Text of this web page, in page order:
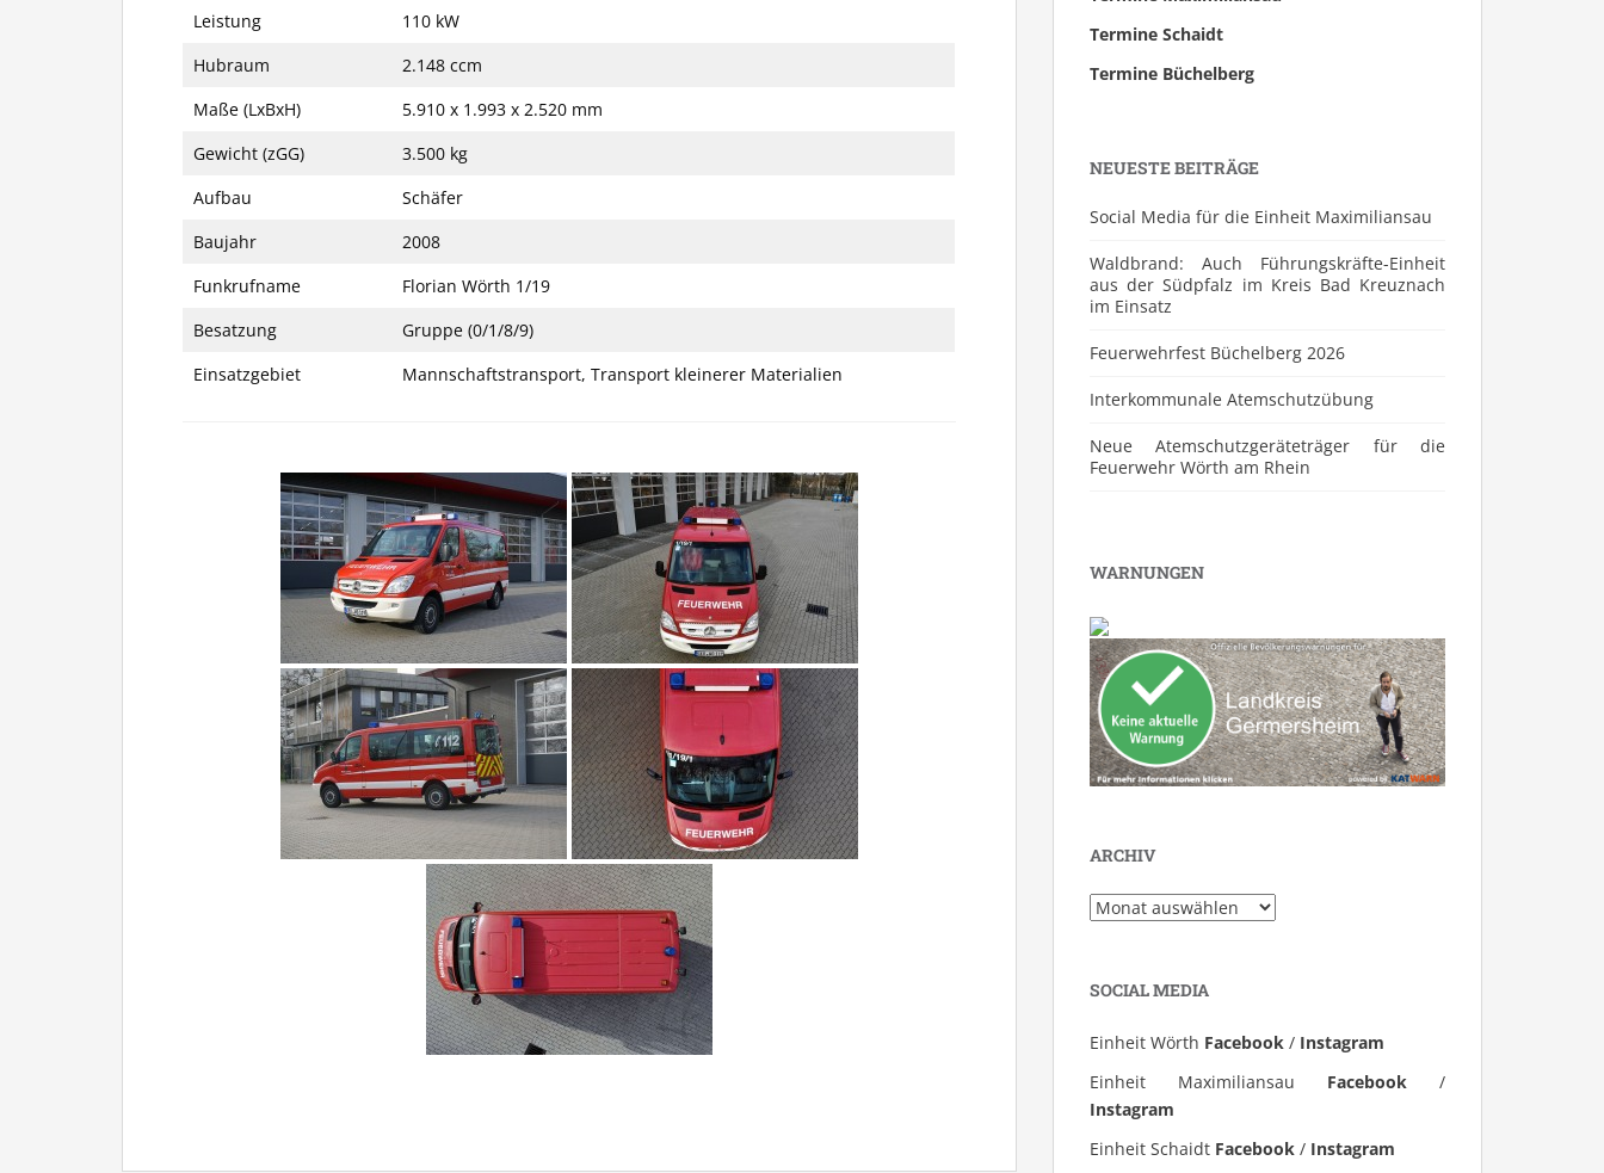
Leistung
110 kW
Hubraum
2.148 ccm
Maße (LxBxH)
5.910 x 1.993 x 2.520 mm
Gewicht (zGG)
3.500 kg
Aufbau
Schäfer
Baujahr
2008
Funkrufname
Florian Wörth 1/19
Besatzung
Gruppe (0/1/8/9)
Einsatzgebiet
Mannschaftstransport, Transport kleinerer Materialien
Termine Schaidt
Termine Büchelberg
NEUESTE BEITRÄGE
Social Media für die Einheit Maximiliansau
Waldbrand: Auch Führungskräfte-Einheit
aus der Südpfalz im Kreis Bad Kreuznach
im Einsatz
Feuerwehrfest Büchelberg 2026
⁠Interkommunale Atemschutzübung
Neue Atemschutzgeräteträger für die
Feuerwehr Wörth am Rhein
WARNUNGEN
ARCHIV
Archiv
SOCIAL MEDIA
Einheit Wörth Facebook / Instagram
Einheit Maximiliansau Facebook /
Instagram
Einheit Schaidt Facebook / Instagram